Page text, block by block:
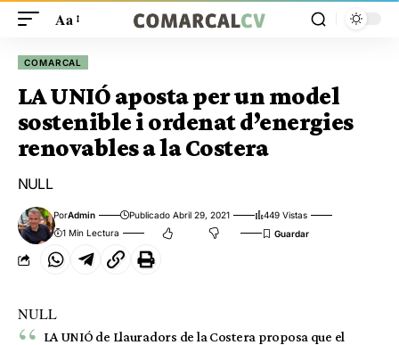
Aa
COMARCAL
LA UNIÓ aposta per un model
sostenible i ordenat d’energies
renovables a la Costera
NULL
PorAdmin Publicado Abril 29, 2021
449 Vistas
1 Min Lectura
NULL
LA UNIÓ de Llauradors de la Costera proposa que el